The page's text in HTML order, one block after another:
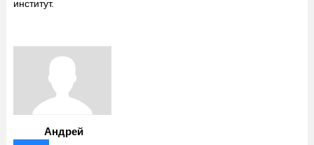
институт.
Андрей